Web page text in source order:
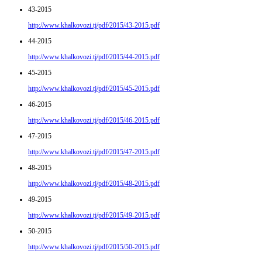
43-2015
http://www.khalkovozi.tj/pdf/2015/43-2015.pdf
44-2015
http://www.khalkovozi.tj/pdf/2015/44-2015.pdf
45-2015
http://www.khalkovozi.tj/pdf/2015/45-2015.pdf
46-2015
http://www.khalkovozi.tj/pdf/2015/46-2015.pdf
47-2015
http://www.khalkovozi.tj/pdf/2015/47-2015.pdf
48-2015
http://www.khalkovozi.tj/pdf/2015/48-2015.pdf
49-2015
http://www.khalkovozi.tj/pdf/2015/49-2015.pdf
50-2015
http://www.khalkovozi.tj/pdf/2015/50-2015.pdf